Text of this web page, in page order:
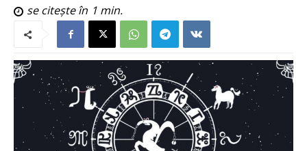
se citește în 1 min.